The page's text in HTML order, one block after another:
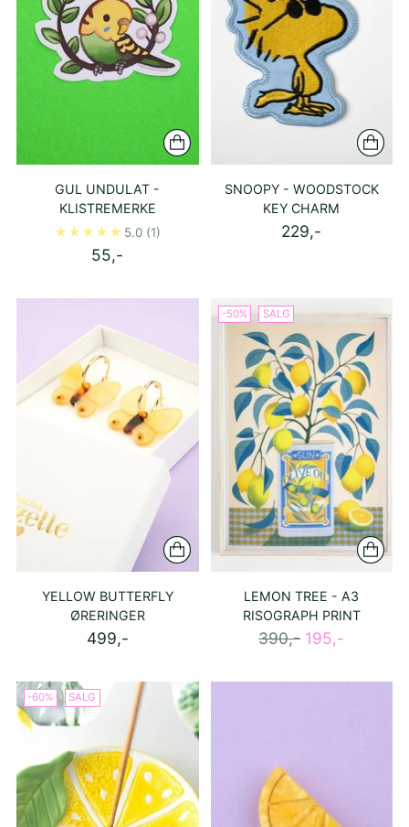
GUL UNDULAT -
KLISTREMERKE
5.0 (1)
55,-
SNOOPY - WOODSTOCK
KEY CHARM
229,-
YELLOW BUTTERFLY
ØRERINGER
499,-
-50% SALG
LEMON TREE - A3
RISOGRAPH PRINT
Ordinær
390,- 195,-
-60% SALG